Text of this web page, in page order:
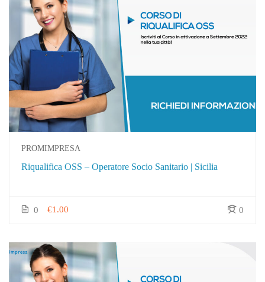
PROMIMPRESA
Riqualifica OSS – Operatore Socio Sanitario | Sicilia
0 0
€1.00